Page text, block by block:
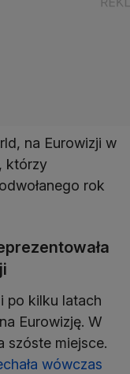
na Eurowizji w
którzy
rok
po kilku latach
Eurowizję. W
szóste miejsce.
wówczas